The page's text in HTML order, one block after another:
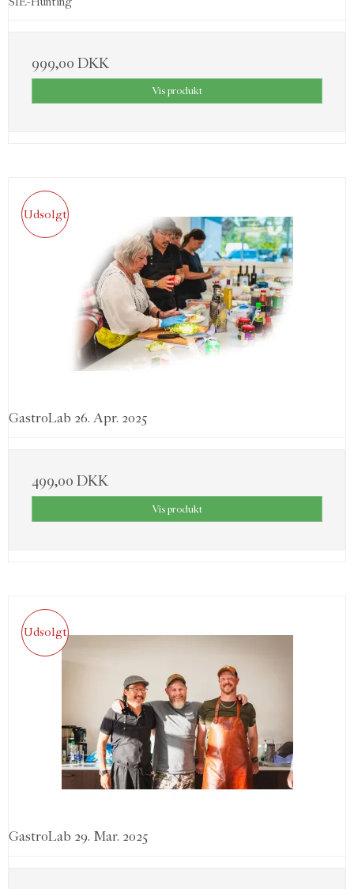
999,00 DKK
Vis produkt
Udsolgt
GastroLab 26. Apr. 2025
499,00 DKK
Vis produkt
Udsolgt
GastroLab 29. Mar. 2025